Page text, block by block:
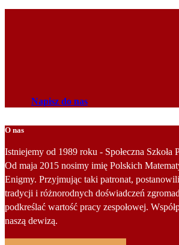
Napisz do nas
O nas
Istniejemy od 1989 roku - Społeczna Szkoła
Od maja 2015 nosimy imię Polskich
Enigmy. Przyjmując taki patronat,
tradycji i różnorodnych doświadczeń
podkreślać wartość pracy zespołowej.
naszą dewizą.